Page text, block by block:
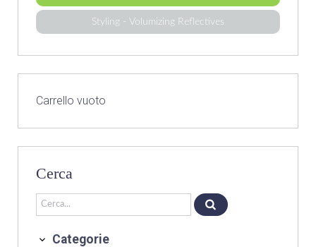
Styling - Volumizing Reflectives
Carrello vuoto
Cerca
Categorie